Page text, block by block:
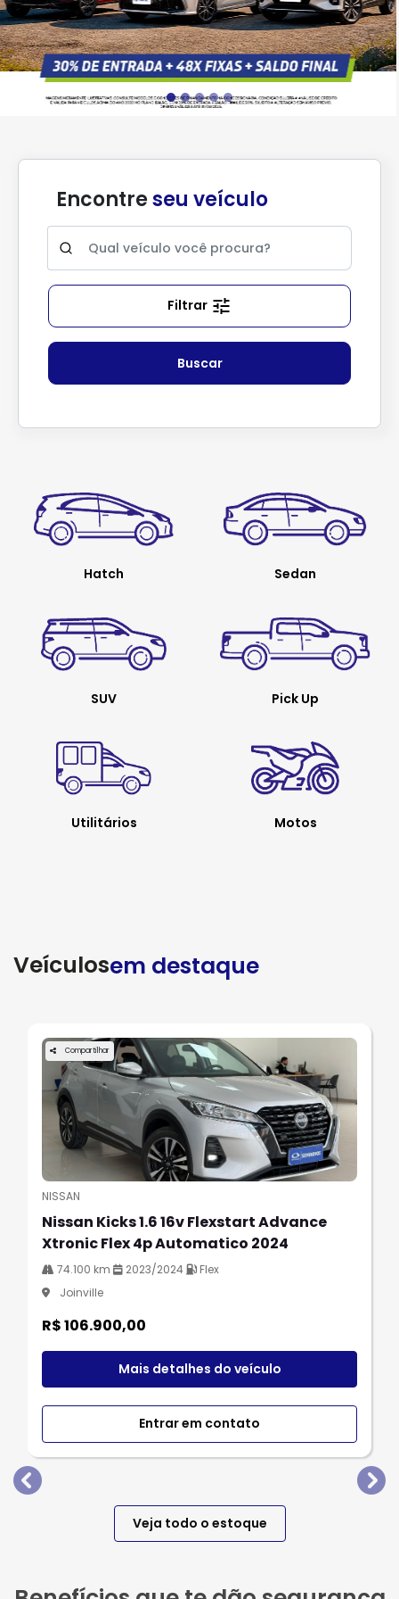
Encontreseu veículo
Filtrar
Buscar
Hatch Sedan
SUV Pick Up
Utilitários Motos
Veículosem destaque
Compartilhar
NISSAN
Nissan Kicks 1.6 16v Flexstart Advance
Xtronic Flex 4p Automatico 2024
74.100 km 2023/2024
Flex
Joinville
R$ 106.900,00
Mais detalhes do veículo
Entrar em contato
templates.template-
Veja todo o estoque